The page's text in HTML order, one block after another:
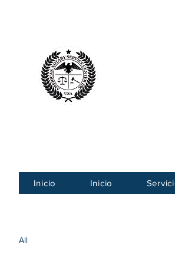
Inicio Inicio
All